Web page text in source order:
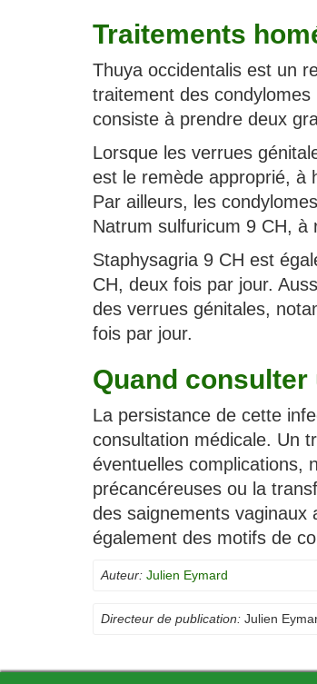
Traitements
Thuya occidentalis est un
traitement des
consiste à prendre deux
Lorsque les verrues
est le remède approprié, à
Par ailleurs, les
Natrum sulfuricum 9 CH, à
Staphysagria 9 CH est
CH, deux fois par jour.
des verrues génitales,
fois par jour.
Quand consulter
La persistance de cette
consultation médicale. Un
éventuelles complications,
précancéreuses ou la
des saignements vaginaux
également des motifs de
Auteur: Julien Eymard
Directeur de publication: Julien